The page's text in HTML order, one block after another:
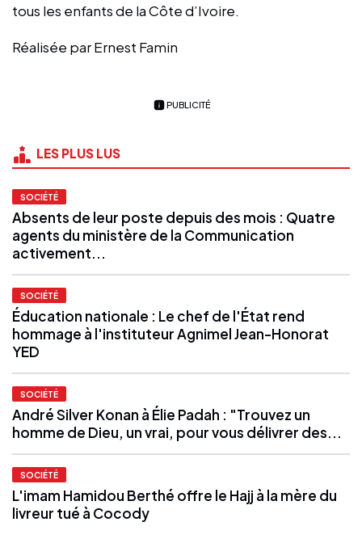
tous les enfants de la Côte d’Ivoire.
Réalisée par Ernest Famin
PUBLICITÉ
LES PLUS LUS
SOCIÉTÉ
Absents de leur poste depuis des mois : Quatre
agents du ministère de la Communication
activement...
SOCIÉTÉ
Éducation nationale : Le chef de l'État rend
hommage à l'instituteur Agnimel Jean-Honorat
YED
SOCIÉTÉ
André Silver Konan à Élie Padah : "Trouvez un
homme de Dieu, un vrai, pour vous délivrer des...
SOCIÉTÉ
L'imam Hamidou Berthé offre le Hajj à la mère du
livreur tué à Cocody